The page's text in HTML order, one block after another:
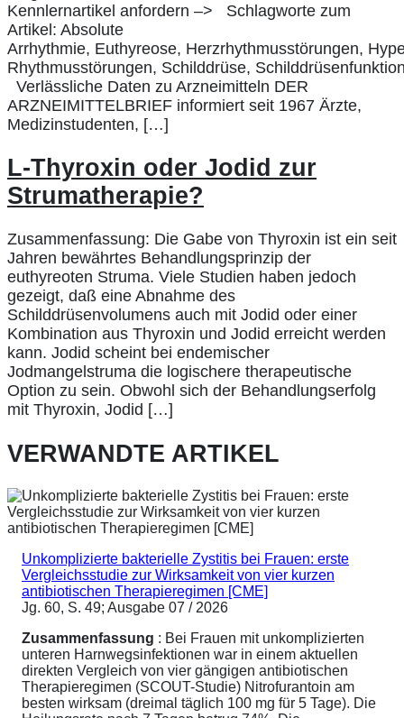
Kennlernartikel anfordern –> Schlagworte zum
Artikel: Absolute
Arrhythmie, Euthyreose, Herzrhythmusstörungen,
Rhythmusstörungen, Schilddrüse,
Verlässliche Daten zu Arzneimitteln DER
ARZNEIMITTELBRIEF informiert seit 1967 Ärzte,
Medizinstudenten, […]
L-Thyroxin oder Jodid zur
Strumatherapie?
Zusammenfassung: Die Gabe von Thyroxin ist ein seit
Jahren bewährtes Behandlungsprinzip der
euthyreoten Struma. Viele Studien haben jedoch
gezeigt, daß eine Abnahme des
Schilddrüsenvolumens auch mit Jodid oder einer
Kombination aus Thyroxin und Jodid erreicht werden
kann. Jodid scheint bei endemischer
Jodmangelstruma die logischere therapeutische
Option zu sein. Obwohl sich der Behandlungserfolg
mit Thyroxin, Jodid […]
VERWANDTE ARTIKEL
Unkomplizierte bakterielle Zystitis bei Frauen: erste
Vergleichsstudie zur Wirksamkeit von vier kurzen
antibiotischen Therapieregimen [CME]
Jg. 60, S. 49; Ausgabe 07 / 2026
Zusammenfassung : Bei Frauen mit unkomplizierten
unteren Harnwegsinfektionen war in einem aktuellen
direkten Vergleich von vier gängigen antibiotischen
Therapieregimen (SCOUT-Studie) Nitrofurantoin am
besten wirksam (dreimal täglich 100 mg für 5 Tage). Die